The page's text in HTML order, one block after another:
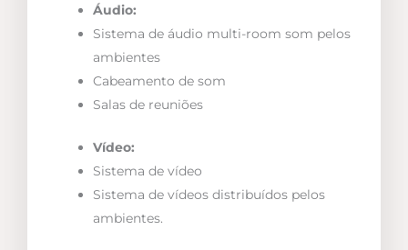
Áudio:
Sistema de áudio multi-room som pelos
ambientes
Cabeamento de som
Salas de reuniões
Vídeo:
Sistema de vídeo
Sistema de vídeos distribuídos pelos
ambientes.